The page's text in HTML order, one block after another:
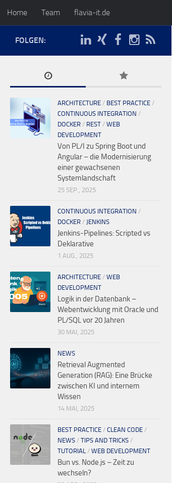
Home Team flavia-it.de
FOLGEN:
ARCHITECTURE / BEST PRACTICE /
CONTINUOUS INTEGRATION /
DOCKER / REST / WEB
DEVELOPMENT
Von PL/I zu Spring Boot und
Angular – die Modernisierung
einer gewachsenen
Systemlandschaft
25 SEP., 2025
CONTINUOUS INTEGRATION /
DOCKER / JENKINS
Jenkins-Pipelines: Scripted vs
Deklarative
1 AUG., 2025
ARCHITECTURE / WEB
DEVELOPMENT
Logik in der Datenbank –
Webentwicklung mit Oracle und
PL/SQL vor 20 Jahren
30 MAI, 2025
NEWS
Retrieval Augmented
Generation (RAG): Eine Brücke
zwischen KI und internem
Wissen
14 MAI, 2025
BEST PRACTICE / CLEAN CODE /
NEWS / TIPS AND TRICKS /
TUTORIAL / WEB DEVELOPMENT
Bun vs. Node.js – Zeit zu
wechseln?